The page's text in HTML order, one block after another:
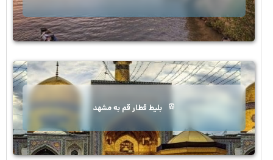
بلیط قطار قم به مشهد